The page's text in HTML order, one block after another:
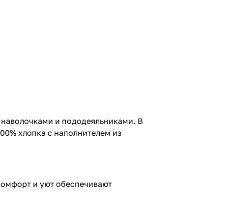
и пододеяльниками. В
хлопка с наполнителем из
и уют обеспечивают